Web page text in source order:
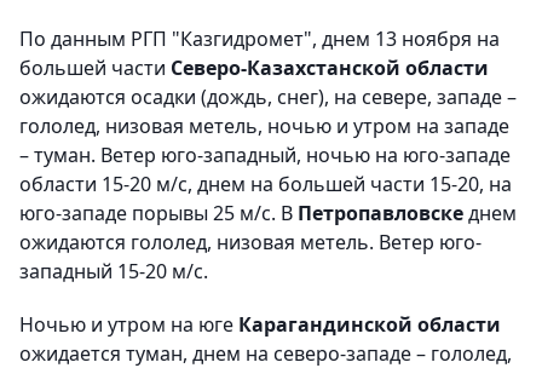
По данным РГП "Казгидромет", днем 13 ноября на
большей части Северо-Казахстанской области
ожидаются осадки (дождь, снег), на севере, западе –
гололед, низовая метель, ночью и утром на западе
– туман. Ветер юго-западный, ночью на юго-западе
области 15-20 м/с, днем на большей части 15-20, на
юго-западе порывы 25 м/с. В Петропавловскеднем
ожидаются гололед, низовая метель. Ветер юго-
западный 15-20 м/с.
Ночью и утром на юге Карагандинской области
ожидается туман, днем на северо-западе – гололед,